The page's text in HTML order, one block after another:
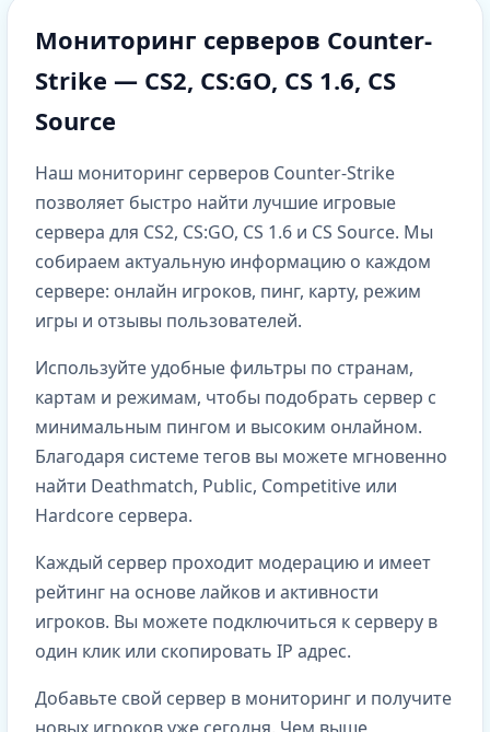
Мониторинг серверов Counter-
Strike — CS2, CS:GO, CS 1.6, CS
Source
Наш мониторинг серверов Counter-Strike
позволяет быстро найти лучшие игровые
сервера для CS2, CS:GO, CS 1.6 и CS Source. Мы
собираем актуальную информацию о каждом
сервере: онлайн игроков, пинг, карту, режим
игры и отзывы пользователей.
Используйте удобные фильтры по странам,
картам и режимам, чтобы подобрать сервер с
минимальным пингом и высоким онлайном.
Благодаря системе тегов вы можете мгновенно
найти Deathmatch, Public, Competitive или
Hardcore сервера.
Каждый сервер проходит модерацию и имеет
рейтинг на основе лайков и активности
игроков. Вы можете подключиться к серверу в
один клик или скопировать IP адрес.
Добавьте свой сервер в мониторинг и получите